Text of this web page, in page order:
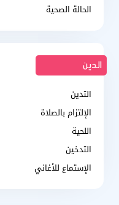
الحالة الصحية
الدين
التدين
الإلتزام بالصلاة
اللحية
التدخين
الإستماع للأغاني